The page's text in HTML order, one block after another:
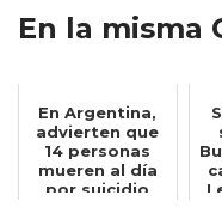
En la misma
En Argentina,
advierten que
14 personas
mueren al día
por suicidio